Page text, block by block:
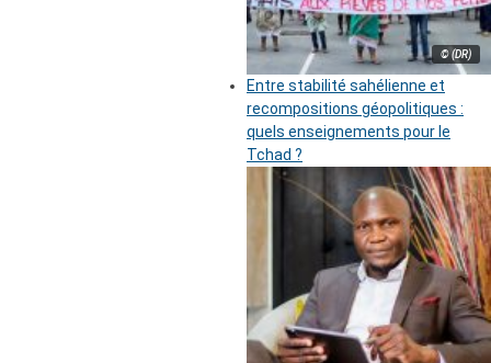
© (DR)
Entre stabilité sahélienne et
recompositions géopolitiques :
quels enseignements pour le
Tchad ?